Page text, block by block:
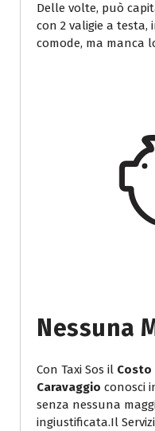
Delle volte, può
con 2 valigie a
comode, ma manca
Nessuna
Con Taxi Sos il Costo
Caravaggio conosci
senza nessuna
ingiustificata.Il